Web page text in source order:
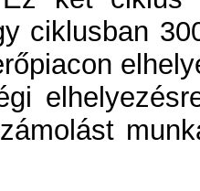
ciklusban